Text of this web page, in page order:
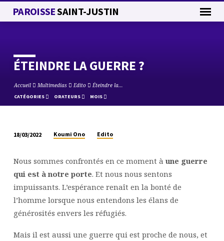
PAROISSESAINT-JUSTIN
ÉTEINDRE LA GUERRE ?
Accueil Multimedias Edito Éteindre la…
CATÉGORIES ORATEURS MOIS
LA
GUERRE ?
18/03/2022 Koumi Ono Edito
Nous sommes confrontés en ce moment à une guerre
qui est à notre porte. Et nous nous sentons
impuissants. L’espérance renaît en la bonté de
l’homme lorsque nous entendons les élans de
générosités envers les réfugiés.
Mais il est aussi une guerre qui est proche de nous, et